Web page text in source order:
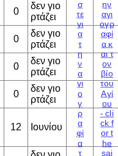
0
δεν γιο
ρτάζει
0
δεν γιο
ρτάζει
0
δεν γιο
ρτάζει
0
δεν γιο
ρτάζει
12 Ιουνίου